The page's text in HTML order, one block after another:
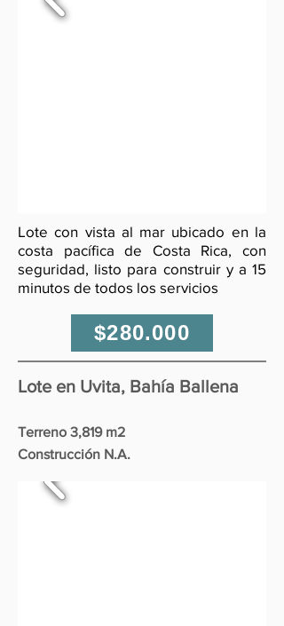
Lote con vista al mar ubicado en la
costa pacífica de Costa Rica, con
seguridad, listo para construir y a 15
minutos de todos los servicios
$280.000
Lote en Uvita, Bahía Ballena
Terreno 3,819 m2
Construcción N.A.